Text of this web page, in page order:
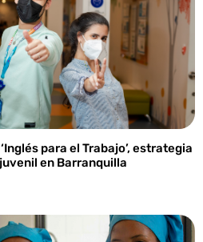
para el Trabajo’, estrategia
en Barranquilla